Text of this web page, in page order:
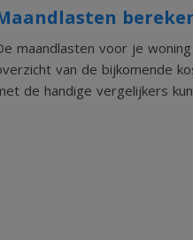
maandlasten voor je
van de bijkomende
de handige vergelijkers